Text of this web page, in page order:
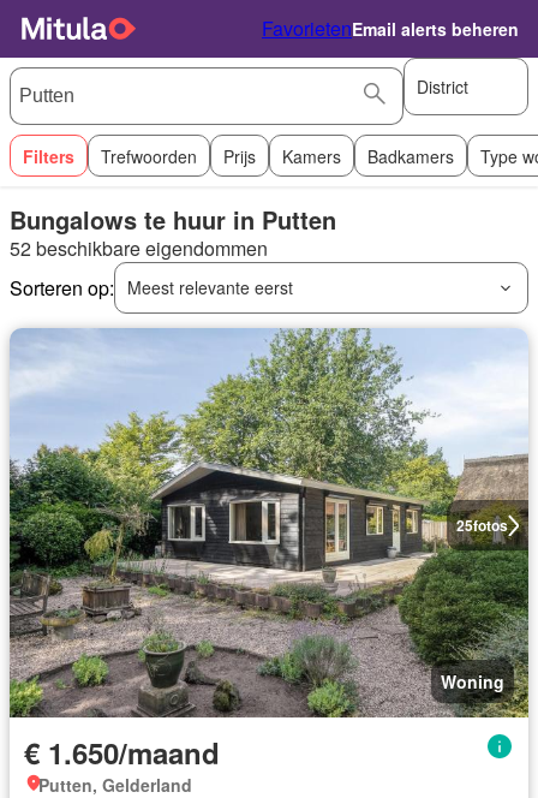
FavorietenEmail alerts beheren
District
Filters Trefwoorden Prijs Kamers Badkamers Type
Bungalows te huur in Putten
52 beschikbare eigendommen
Sorteren op:
Meest relevante eerst
25fotos
Woning
€ 1.650/maand
Putten, Gelderland